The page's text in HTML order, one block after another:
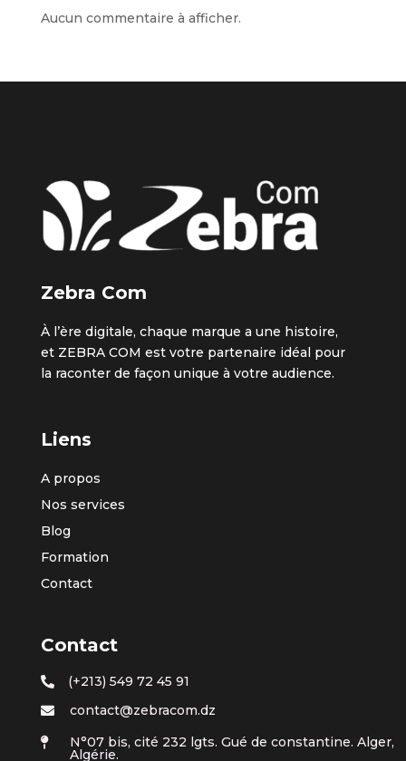
Aucun commentaire à afficher.
Zebra Com
À l’ère digitale, chaque marque a une histoire,
et ZEBRA COM est votre partenaire idéal pour
la raconter de façon unique à votre audience.
Liens
A propos
Nos services
Blog
Formation
Contact
Contact
 (+213) 549 72 45 91
 contact@zebracom.dz
 N°07 bis, cité 232 lgts. Gué de constantine. Alger,
Algérie.